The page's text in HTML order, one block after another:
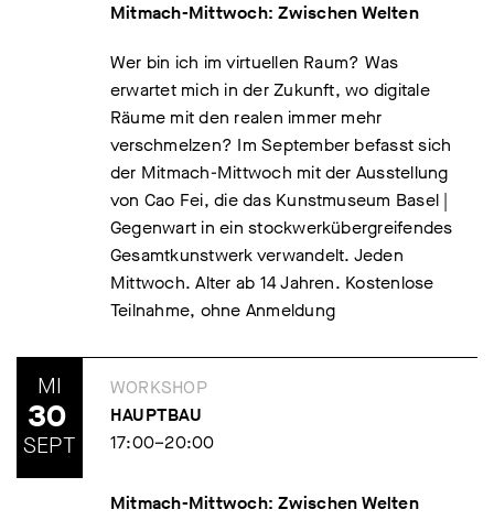
Mitmach-Mittwoch: Zwischen Welten
Wer bin ich im virtuellen Raum? Was
erwartet mich in der Zukunft, wo digitale
Räume mit den realen immer mehr
verschmelzen? Im September befasst sich
der Mitmach-Mittwoch mit der Ausstellung
von Cao Fei, die das Kunstmuseum Basel |
Gegenwart in ein stockwerkübergreifendes
Gesamtkunstwerk verwandelt. Jeden
Mittwoch. Alter ab 14 Jahren. Kostenlose
Teilnahme, ohne Anmeldung
MI
30
SEPT
WORKSHOP
HAUPTBAU
17:00–20:00
Mitmach-Mittwoch: Zwischen Welten